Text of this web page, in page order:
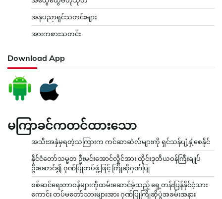
အနုပညာရှင်သတင်းများ
အားကစားသတင်း
Download App
မကြာခင်ကတင်ထားသော
အသီးအနှံမှရတဲ့သကြားက ကင်ဆာဆဲလ်များကို ရှင်သန်ပျံ့နှံ့စေနိုင်
နိုင်ငံတော်သမ္မတ ဦးမင်းအောင်လှိုင်အား ထိုင်းဒုတိယဝန်ကြီးချုပ်
ဦးဆောင်၍ ဂုဏ်ပြုတပ်ဖွဲ့ဖြင့် ကြိုဆိုဂုဏ်ပြု
စစ်ဆင်ရေးတာဝန်များကိုထမ်းဆောင်ခဲ့သည့် ရှေ့တန်းပြန်နိုင်ငံ့သား
ကောင်း တပ်မတော်သားများအား ဂုဏ်ပြုကြိုဆိုပွဲအခမ်းအနား